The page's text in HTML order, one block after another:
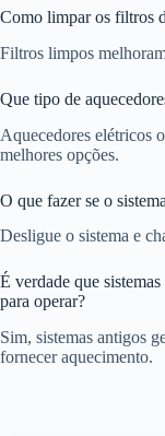
Como limpar os filtros
Filtros limpos
Que tipo de
Aquecedores elétricos
melhores opções.
O que fazer se o
Desligue o sistema e
É verdade que
para operar?
Sim, sistemas antigos
fornecer aquecimento.